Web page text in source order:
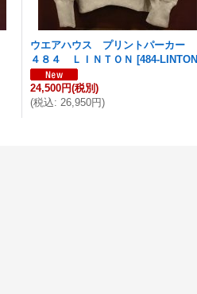
ウエアハウス プリントパーカー
４８４ ＬＩＮＴＯＮ [484-LINTON
24,500円(税別)
(税込: 26,950円)